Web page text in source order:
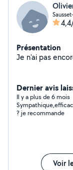
Présentation
Dernier avis
Il y a plus de 6 mois
? je recommande
Voir